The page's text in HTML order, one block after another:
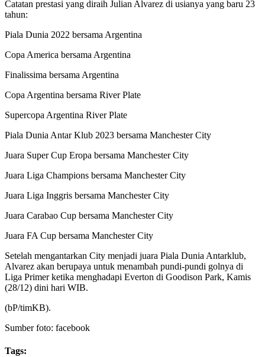
Catatan prestasi yang diraih Julian Alvarez di usianya yang baru 23
tahun:
Piala Dunia 2022 bersama Argentina
Copa America bersama Argentina
Finalissima bersama Argentina
Copa Argentina bersama River Plate
Supercopa Argentina River Plate
Piala Dunia Antar Klub 2023 bersama Manchester City
Juara Super Cup Eropa bersama Manchester City
Juara Liga Champions bersama Manchester City
Juara Liga Inggris bersama Manchester City
Juara Carabao Cup bersama Manchester City
Juara FA Cup bersama Manchester City
Setelah mengantarkan City menjadi juara Piala Dunia Antarklub,
Alvarez akan berupaya untuk menambah pundi-pundi golnya di
Liga Primer ketika menghadapi Everton di Goodison Park, Kamis
(28/12) dini hari WIB.
(bP/timKB).
Sumber foto: facebook
Tags: